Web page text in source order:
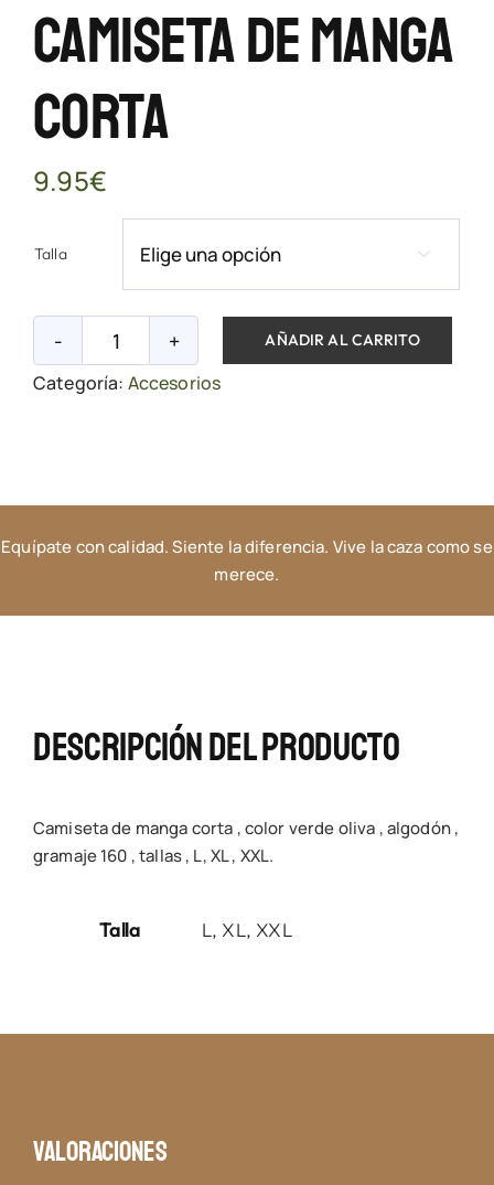
Camiseta De Manga
Corta
9.95€
Talla 
Camiseta
de
AÑADIR AL CARRITO
Categoría: Accesorios
Equípate con calidad. Siente la diferencia. Vive la caza como se
merece.
Descripción Del Producto
Camiseta de manga corta , color verde oliva , algodón ,
gramaje 160 , tallas , L, XL , XXL.
Talla L, XL, XXL
Valoraciones